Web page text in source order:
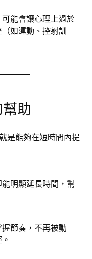
能會讓心理上過於
如運動、控射訓
助
是能夠在短時間內提
明顯延長時間，幫
節奏，不再被動